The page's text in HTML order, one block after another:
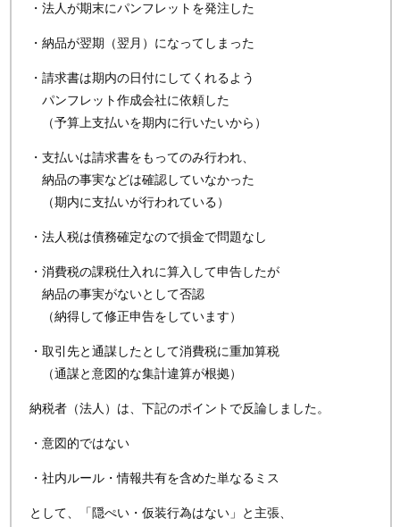
・法人が期末にパンフレットを発注した
・納品が翌期（翌月）になってしまった
・請求書は期内の日付にしてくれるよう
パンフレット作成会社に依頼した
（予算上支払いを期内に行いたいから）
・支払いは請求書をもってのみ行われ、
納品の事実などは確認していなかった
（期内に支払いが行われている）
・法人税は債務確定なので損金で問題なし
・消費税の課税仕入れに算入して申告したが
納品の事実がないとして否認
（納得して修正申告をしています）
・取引先と通謀したとして消費税に重加算税
（通謀と意図的な集計違算が根拠）
納税者（法人）は、下記のポイントで反論しました。
・意図的ではない
・社内ルール・情報共有を含めた単なるミス
として、「隠ぺい・仮装行為はない」と主張、